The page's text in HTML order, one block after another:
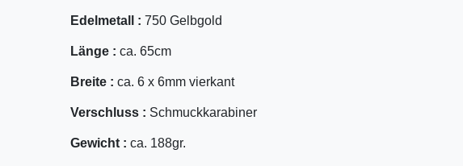
Edelmetall : 750 Gelbgold
Länge : ca. 65cm
Breite : ca. 6 x 6mm vierkant
Verschluss : Schmuckkarabiner
Gewicht : ca. 188gr.